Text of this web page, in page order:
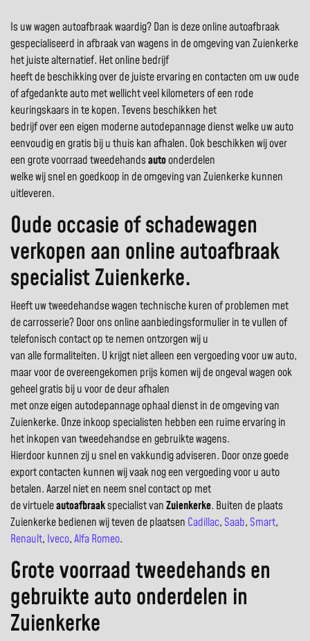
Is uw wagen autoafbraak waardig? Dan is deze online autoafbraak
gespecialiseerd in afbraak van wagens in de omgeving van Zuienkerke
het juiste alternatief. Het online bedrijf
heeft de beschikking over de juiste ervaring en contacten om uw oude
of afgedankte auto met wellicht veel kilometers of een rode
keuringskaars in te kopen. Tevens beschikken het
bedrijf over een eigen moderne autodepannage dienst welke uw auto
eenvoudig en gratis bij u thuis kan afhalen. Ook beschikken wij over
een grote voorraad tweedehandsautoonderdelen
welke wij snel en goedkoop in de omgeving van Zuienkerke kunnen
uitleveren.
Oude occasie of schadewagen
verkopen aan online autoafbraak
specialist Zuienkerke.
Heeft uw tweedehandse wagen technische kuren of problemen met
de carrosserie? Door ons online aanbiedingsformulier in te vullen of
telefonisch contact op te nemen ontzorgen wij u
van alle formaliteiten. U krijgt niet alleen een vergoeding voor uw auto,
maar voor de overeengekomen prijs komen wij de ongeval wagen ook
geheel gratis bij u voor de deur afhalen
met onze eigen autodepannage ophaal dienst in de omgeving van
Zuienkerke. Onze inkoop specialisten hebben een ruime ervaring in
het inkopen van tweedehandse en gebruikte wagens.
Hierdoor kunnen zij u snel en vakkundig adviseren. Door onze goede
export contacten kunnen wij vaak nog een vergoeding voor u auto
betalen. Aarzel niet en neem snel contact op met
de virtueleautoafbraakspecialist vanZuienkerke. Buiten de plaats
Zuienkerke bedienen wij teven de plaatsen Cadillac, Saab, Smart,
Renault, Iveco,Alfa Romeo.
Grote voorraad tweedehands en
gebruikte auto onderdelen in
Zuienkerke